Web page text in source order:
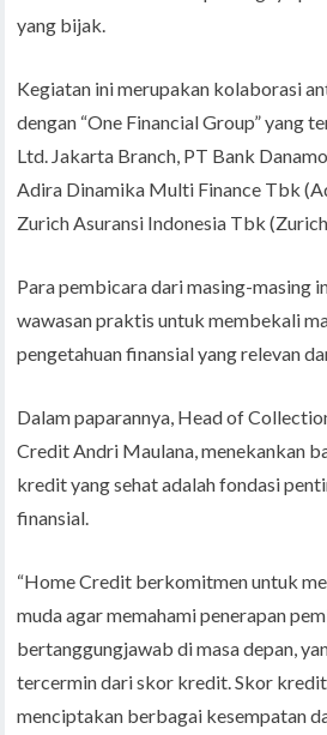
yang bijak.
Kegiatan ini merupakan kolaborasi
dengan “One Financial Group” yang
Ltd. Jakarta Branch, PT Bank
Adira Dinamika Multi Finance Tbk
Zurich Asuransi Indonesia Tbk
Para pembicara dari masing-masing
wawasan praktis untuk membekali
pengetahuan finansial yang relevan
Dalam paparannya, Head of
Credit Andri Maulana, menekankan
kredit yang sehat adalah fondasi
finansial.
“Home Credit berkomitmen untuk
muda agar memahami penerapan
bertanggungjawab di masa depan,
tercermin dari skor kredit. Skor
menciptakan berbagai kesempatan